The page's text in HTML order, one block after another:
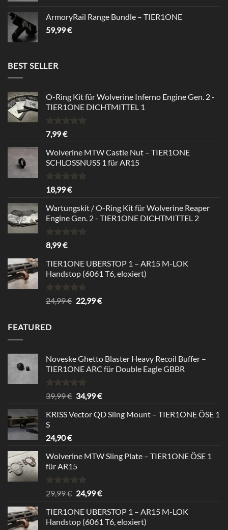
ArmoryRail Range Bundle – TIER1ONE
59,99€
BEST SELLER
O-Ring Kit für Wolverine Inferno Engine Gen. 2 -
TIER1ONE DICHTMITTEL 1
Bewertet
mit
von 5
7,99€
Wolverine MTW Castle Nut – TIER1ONE
SCHLOSSNUSS 1 für AR15
Bewertet
mit
von 5
18,99€
Wartungskit / O-Ring Kit für Wolverine Reaper
Engine Gen. 2 - TIER1ONE DICHTMITTEL 2
Bewertet
mit
von 5
8,99€
TIER1ONE UBERSTOP 1 – AR15 M-LOK
Handstop (6061 T6, eloxiert)
Bewertet
mit
24,99€ Ursprünglicher
22,99€Aktueller
FEATURED
Noveske Ghetto Blaster Heavy Recoil Buffer –
TIER1ONE ARC für Double Eagle GBBR
Bewertet
mit
von 5
39,99€ Ursprünglicher
war:
34,99€Aktueller
ist:
KRISS Vector QD Sling Mount – TIER1ONE ÖSE 1
S
24,90€
Wolverine MTW Sling Plate – TIER1ONE ÖSE 1
für AR15
Bewertet
mit
von 5
29,99€ Ursprünglicher
war:
29,99 €
24,99€Aktueller
ist:
24,99 €.
TIER1ONE UBERSTOP 1 – AR15 M-LOK
Handstop (6061 T6, eloxiert)